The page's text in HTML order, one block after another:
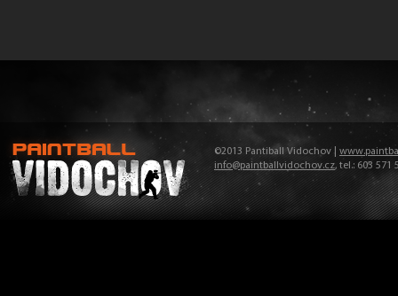
©2013 Pantiball Vidochov |
info@paintballvidochov.cz, tel.: 603 571